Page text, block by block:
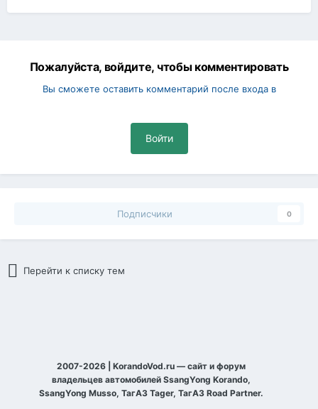
Пожалуйста, войдите, чтобы комментировать
Вы сможете оставить комментарий после входа в
Войти
Подписчики 0
Перейти к списку тем
2007-2026 | KorandoVod.ru — сайт и форум
владельцев автомобилей SsangYong Korando,
SsangYong Musso, ТагАЗ Tager, ТагАЗ Road Partner.